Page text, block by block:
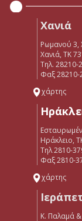
Χανιά
Ρωμανού 3,
Χανιά, ΤΚ
Τηλ. 28210-
Φαξ 28210-
χάρτης
Ηράκλειο,
Τηλ 2810-
Φαξ 2810-
χάρτης
Κ. Παλαμά &